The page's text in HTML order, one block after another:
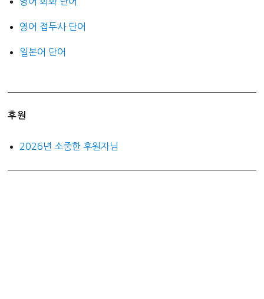
영어 접두사 단어
일본어 단어
후원
2026년 소중한 후원자님